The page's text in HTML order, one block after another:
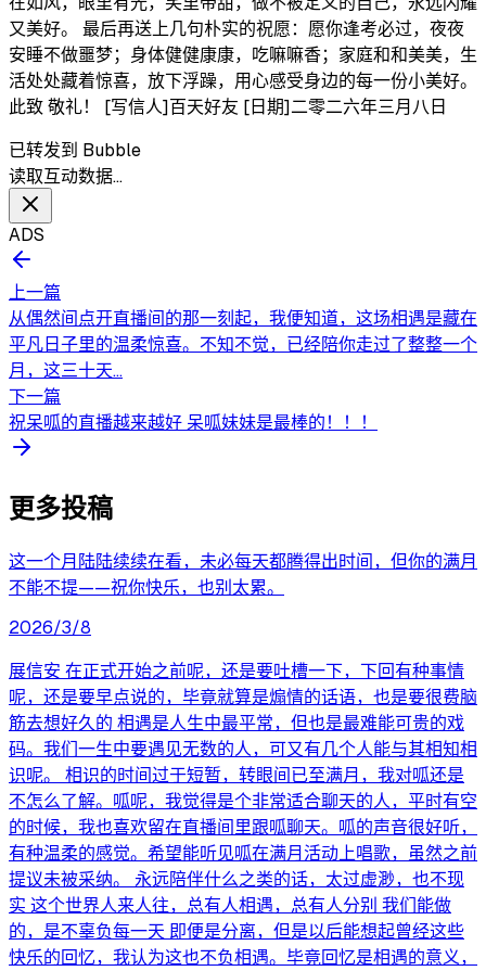
又美好。 最后再送上几句朴实的祝愿：愿你逢考必过，夜夜
安睡不做噩梦；身体健健康康，吃嘛嘛香；家庭和和美美，生
活处处藏着惊喜，放下浮躁，用心感受身边的每一份小美好。
此致 敬礼！ [写信人]百天好友 [日期]二零二六年三月八日
已转发到 Bubble
读取互动数据…
ADS
上一篇
从偶然间点开直播间的那一刻起，我便知道，这场相遇是藏在
平凡日子里的温柔惊喜。不知不觉，已经陪你走过了整整一个
月，这三十天...
下一篇
祝呆呱的直播越来越好 呆呱妹妹是最棒的！！！
更多投稿
这一个月陆陆续续在看，未必每天都腾得出时间，但你的满月
不能不提——祝你快乐，也别太累。
2026/3/8
展信安 在正式开始之前呢，还是要吐槽一下，下回有种事情
呢，还是要早点说的，毕竟就算是煽情的话语，也是要很费脑
筋去想好久的 相遇是人生中最平常，但也是最难能可贵的戏
码。我们一生中要遇见无数的人，可又有几个人能与其相知相
识呢。 相识的时间过于短暂，转眼间已至满月，我对呱还是
不怎么了解。呱呢，我觉得是个非常适合聊天的人，平时有空
的时候，我也喜欢留在直播间里跟呱聊天。呱的声音很好听，
有种温柔的感觉。希望能听见呱在满月活动上唱歌，虽然之前
提议未被采纳。 永远陪伴什么之类的话，太过虚渺，也不现
实 这个世界人来人往，总有人相遇，总有人分别 我们能做
的，是不辜负每一天 即便是分离，但是以后能想起曾经这些
快乐的回忆，我认为这也不负相遇。毕竟回忆是相遇的意义，